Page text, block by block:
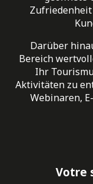
Zufriedenheit
Darüber
Bereich
Ihr
Aktivitäten zu
Webinaren,
Votre